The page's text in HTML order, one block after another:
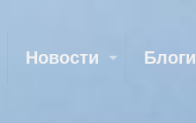
Новости Блоги